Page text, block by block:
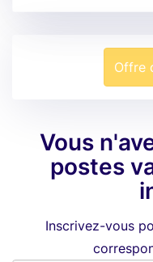
Offre
Vous
postes
Inscrivez-vous